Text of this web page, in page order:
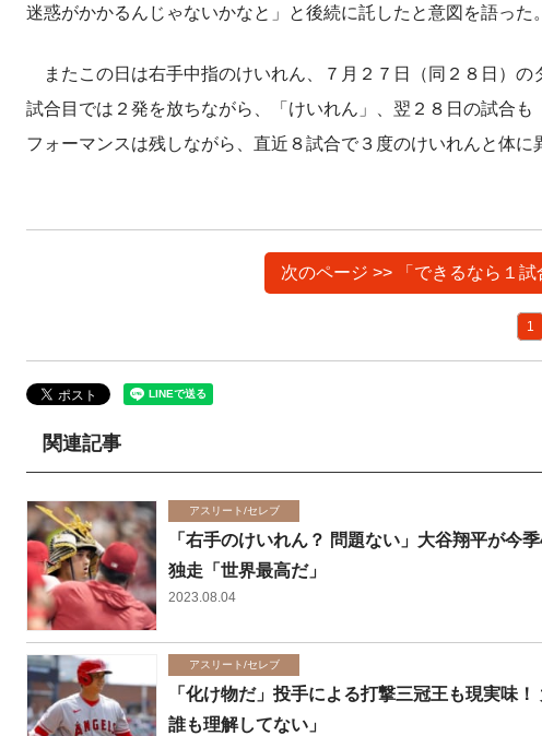
迷惑がかかるんじゃないかなと」と後続に託したと意図を語った。
またこの日は右手中指のけいれん、７月２７日（同２８日）の
試合目では２発を放ちながら、「けいれん」、翌２８日の試合
フォーマンスは残しながら、直近８試合で３度のけいれんと体に
次のページ >> 「できるなら１
1
関連記事
アスリート/セレブ
「右手のけいれん？ 問題ない」大谷翔平が今
独走「世界最高だ」
2023.08.04
アスリート/セレブ
「化け物だ」投手による打撃三冠王も現実味
誰も理解してない」